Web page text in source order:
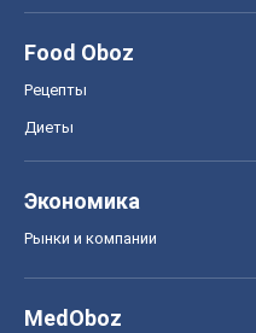
Food Oboz
Рецепты
Диеты
Экономика
Рынки и компании
MedOboz